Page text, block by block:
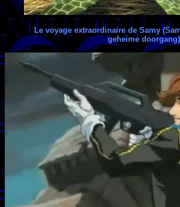
Le voyage extraordinaire de Samy
geheime doorgang)